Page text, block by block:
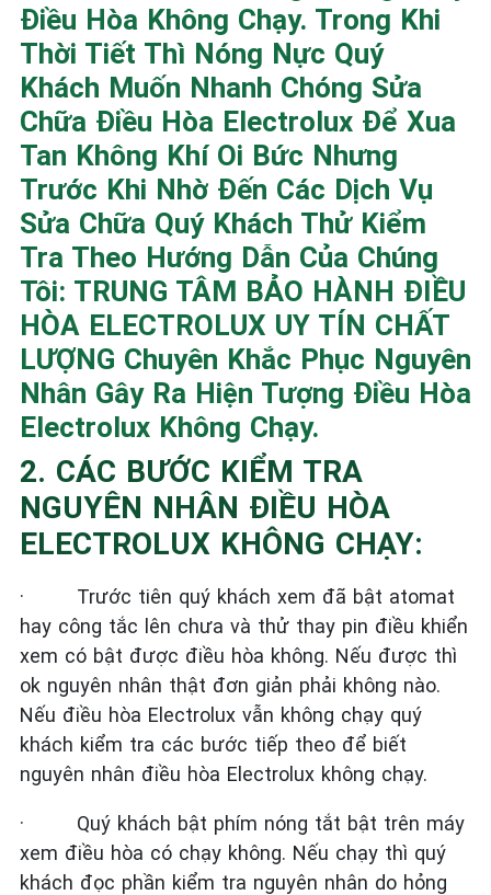
Điều Hòa Không Chạy. Trong Khi
Thời Tiết Thì Nóng Nực Quý
Khách Muốn Nhanh Chóng Sửa
Chữa Điều Hòa Electrolux Để Xua
Tan Không Khí Oi Bức Nhưng
Trước Khi Nhờ Đến Các Dịch Vụ
Sửa Chữa Quý Khách Thử Kiểm
Tra Theo Hướng Dẫn Của Chúng
Tôi: TRUNG TÂM BẢO HÀNH ĐIỀU
HÒA ELECTROLUX UY TÍN CHẤT
LƯỢNG Chuyên Khắc Phục Nguyên
Nhân Gây Ra Hiện Tượng Điều Hòa
Electrolux Không Chạy.
2. CÁC BƯỚC KIỂM TRA
NGUYÊN NHÂN ĐIỀU HÒA
ELECTROLUX KHÔNG CHẠY:
· Trước tiên quý khách xem đã bật atomat
hay công tắc lên chưa và thử thay pin điều khiển
xem có bật được điều hòa không. Nếu được thì
ok nguyên nhân thật đơn giản phải không nào.
Nếu điều hòa Electrolux vẫn không chạy quý
khách kiểm tra các bước tiếp theo để biết
nguyên nhân điều hòa Electrolux không chạy.
· Quý khách bật phím nóng tắt bật trên máy
xem điều hòa có chạy không. Nếu chạy thì quý
khách đọc phần kiểm tra nguyên nhân do hỏng